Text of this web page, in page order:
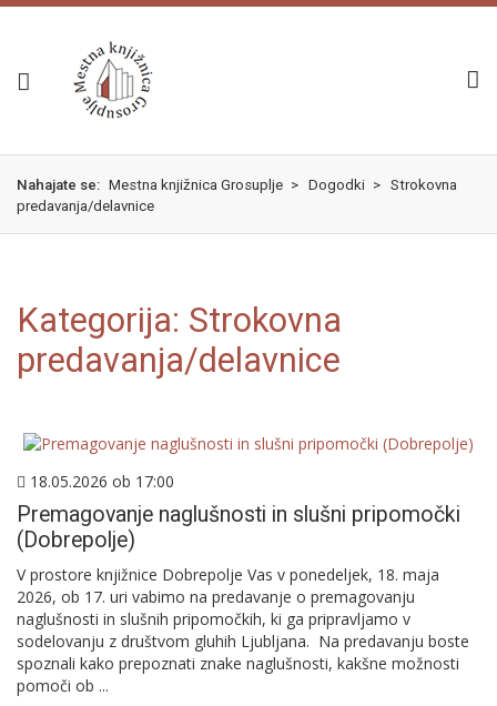
Skok
vsebino
izjava
dostopnosti
Nahajate se: Mestna knjižnica Grosuplje > Dogodki > Strokovna
predavanja/delavnice
Kategorija: Strokovna
predavanja/delavnice
18.05.2026 ob 17:00
Premagovanje naglušnosti in slušni pripomočki
(Dobrepolje)
V prostore knjižnice Dobrepolje Vas v ponedeljek, 18. maja
2026, ob 17. uri vabimo na predavanje o premagovanju
naglušnosti in slušnih pripomočkih, ki ga pripravljamo v
sodelovanju z društvom gluhih Ljubljana. Na predavanju boste
spoznali kako prepoznati znake naglušnosti, kakšne možnosti
pomoči ob ...